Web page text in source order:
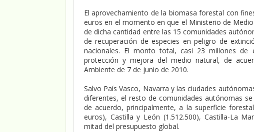
El aprovechamiento de la biomasa forestal con
euros en el momento en que el Ministerio de
de dicha cantidad entre las 15 comunidades
de recuperación de especies en peligro de
nacionales. El monto total, casi 23 millones de
protección y mejora del medio natural, de
Ambiente de 7 de junio de 2010.
Salvo País Vasco, Navarra y las ciudades
diferentes, el resto de comunidades autónomas
de acuerdo, principalmente, a la superficie
euros), Castilla y León (1.512.500), Castilla-La
mitad del presupuesto global.